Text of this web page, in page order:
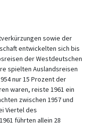
sowie der
entwickelten sich bis
der Westdeutschen
spielten Auslandsreisen
nur 15 Prozent der
waren, reiste 1961 ein
zwischen 1957 und
Viertel des
führten allein 28